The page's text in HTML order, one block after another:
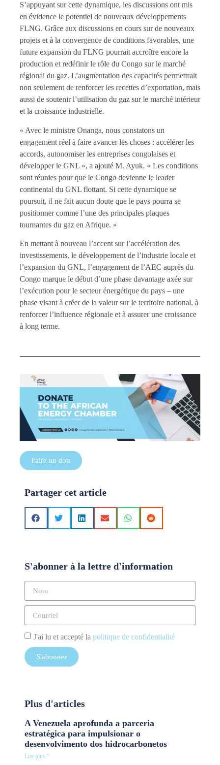
S’appuyant sur cette dynamique, les discussions ont mis
en évidence le potentiel de nouveaux développements
FLNG. Grâce aux discussions en cours sur de nouveaux
projets et à la convergence de conditions favorables, une
future expansion du FLNG pourrait accroître encore la
production et redéfinir le rôle du Congo sur le marché
régional du gaz. L’augmentation des capacités permettrait
non seulement de renforcer les recettes d’exportation, mais
aussi de soutenir l’utilisation du gaz sur le marché intérieur
et la croissance industrielle.
« Avec le ministre Onanga, nous constatons un
engagement réel à faire avancer les choses : accélérer les
accords, autonomiser les entreprises congolaises et
développer le GNL », a ajouté M. Ayuk. « Les conditions
sont réunies pour que le Congo devienne le leader
continental du GNL flottant. Si cette dynamique se
poursuit, il ne fait aucun doute que le pays pourra se
positionner comme l’une des principales plaques
tournantes du gaz en Afrique. »
En mettant à nouveau l’accent sur l’accélération des
investissements, le développement de l’industrie locale et
l’expansion du GNL, l’engagement de l’AEC auprès du
Congo marque le début d’une phase davantage axée sur
l’exécution pour le secteur énergétique du pays – une
phase visant à créer de la valeur sur le territoire national, à
renforcer l’influence régionale et à assurer une croissance
à long terme.
Faire un don
Partager cet article
S'abonner à la lettre d'information
J'ai lu et accepté la politique de confidentialité
S'abonner
Plus d'articles
A Venezuela aprofunda a parceria
estratégica para impulsionar o
desenvolvimento dos hidrocarbonetos
Lire plus "